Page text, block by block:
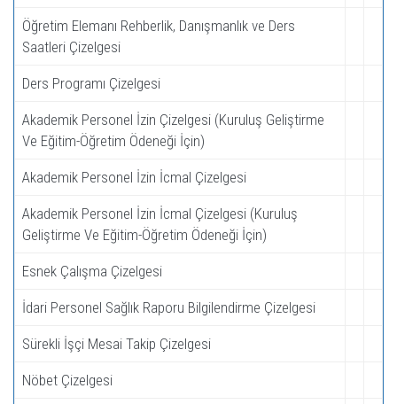
Öğretim Elemanı Rehberlik, Danışmanlık ve Ders
Saatleri Çizelgesi
Ders Programı Çizelgesi
Akademik Personel İzin Çizelgesi (Kuruluş Geliştirme
Ve Eğitim-Öğretim Ödeneği İçin)
Akademik Personel İzin İcmal Çizelgesi
Akademik Personel İzin İcmal Çizelgesi (Kuruluş
Geliştirme Ve Eğitim-Öğretim Ödeneği İçin)
Esnek Çalışma Çizelgesi
İdari Personel Sağlık Raporu Bilgilendirme Çizelgesi
Sürekli İşçi Mesai Takip Çizelgesi
Nöbet Çizelgesi